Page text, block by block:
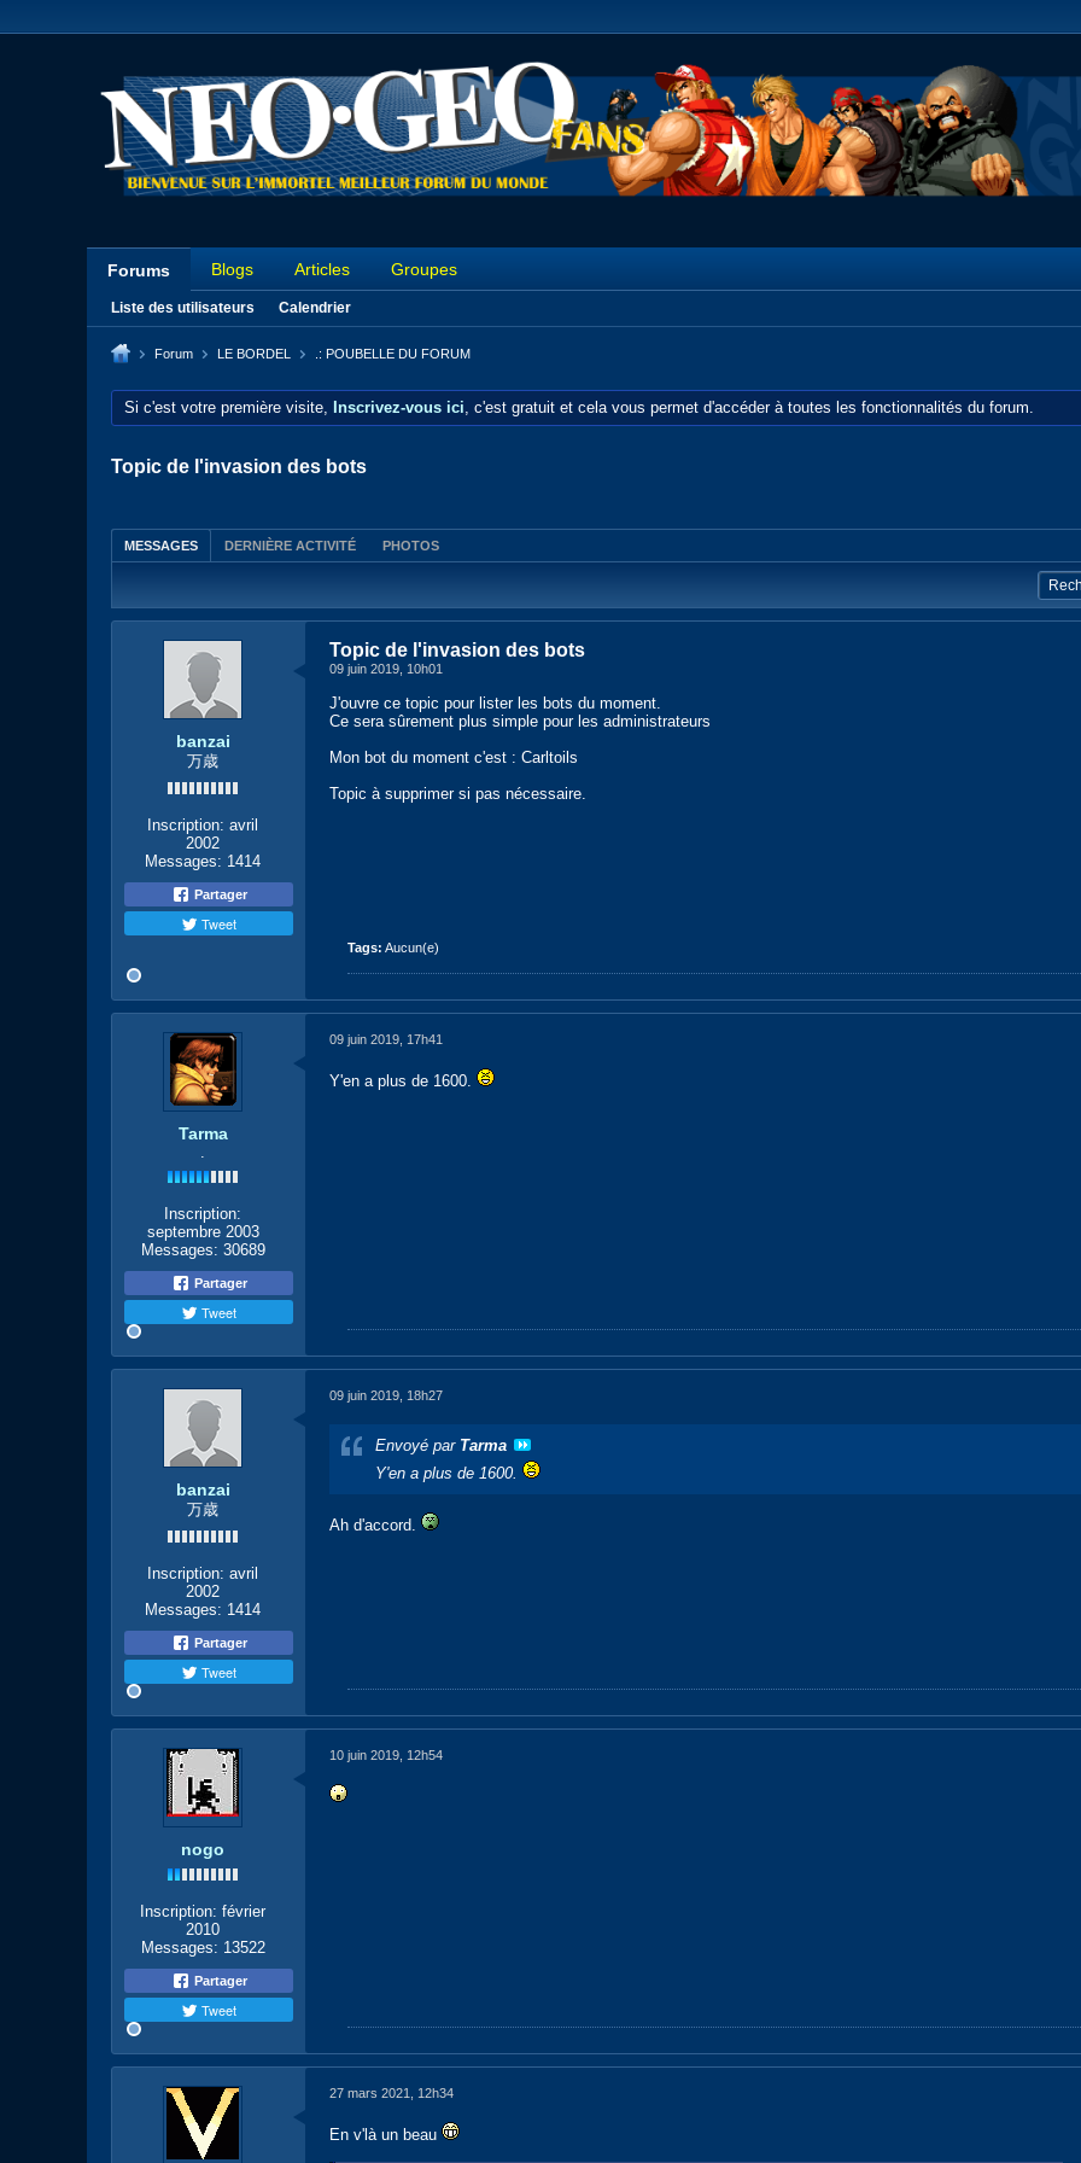
Forums Blogs Articles Groupes
Liste des utilisateurs Calendrier
Forum LE BORDEL .: POUBELLE DU FORUM
Si c'est votre première visite, Inscrivez-vous ici, c'est gratuit et cela vous permet d'accéder à toutes les fonctionnalités du forum.
Topic de l'invasion des bots
MESSAGES DERNIÈRE ACTIVITÉ PHOTOS
banzai
万歳
Inscription: avril
2002
Messages: 1414
Partager
Tweet
Topic de l'invasion des bots
09 juin 2019, 10h01
J'ouvre ce topic pour lister les bots du moment.
Ce sera sûrement plus simple pour les administrateurs
Mon bot du moment c'est : Carltoils
Topic à supprimer si pas nécessaire.
Tags: Aucun(e)
Tarma
.
Inscription:
septembre 2003
Messages: 30689
Partager
Tweet
09 juin 2019, 17h41
Y'en a plus de 1600.
banzai
万歳
Inscription: avril
2002
Messages: 1414
Partager
Tweet
09 juin 2019, 18h27
Envoyé par Tarma
Y'en a plus de 1600.
Ah d'accord.
nogo
Inscription: février
2010
Messages: 13522
Partager
Tweet
10 juin 2019, 12h54
27 mars 2021, 12h34
En v'là un beau